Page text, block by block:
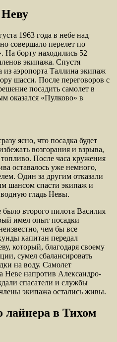
1963 года в небе над
совершало перелет по
борту находились 52
экипажа. Спустя
из аэропорта Таллина экипаж
шасси. После переговоров с
посадить самолет в
оказался «Пулково» в
ясно, что посадка будет
возгорания и взрыва,
После часа кружения
оставалось уже немного,
Один за другим отказали
шансом спасти экипаж и
водную гладь Невы.
второго пилота Василия
имел опыт посадки
чем бы все
капитан передал
который, благодаря своему
сумел сбалансировать
на воду. Самолет
Неве напротив Александро-
спасатели и службы
экипажа остались живы.
лайнера в Тихом